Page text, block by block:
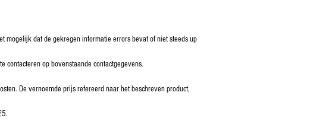
mogelijk dat de gekregen informatie errors bevat of niet steeds up
contacteren op bovenstaande contactgegevens.
De vernoemde prijs refereerd naar het beschreven product,